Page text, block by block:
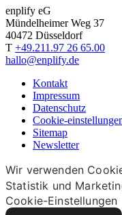
enplify eG
Mündelheimer Weg 37
40472 Düsseldorf
T +49.211.97 26 65.00
hallo@enplify.de
Kontakt
Impressum
Datenschutz
Cookie-
Sitemap
Newsletter
Wir verwenden
Statistik und
Cookie-Einstellungen